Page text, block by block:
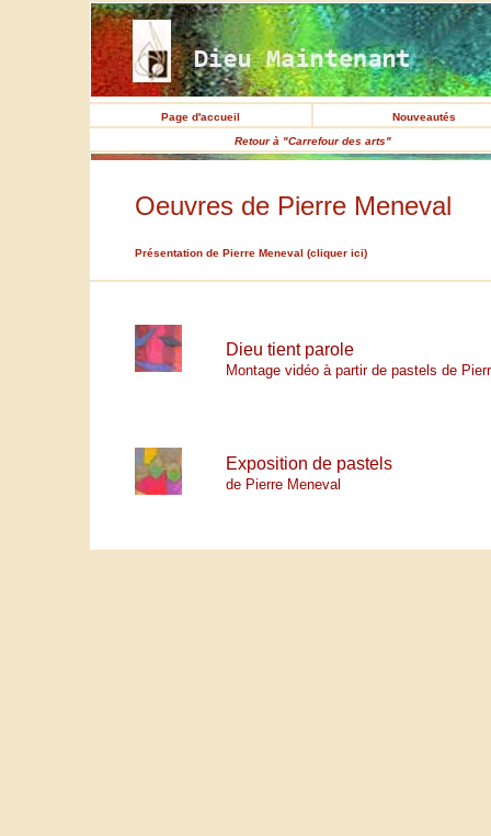
Page d'accueil
Nouveautés
Retour à "Carrefour des arts"
Oeuvres de Pierre Meneval
Présentation de Pierre Meneval (cliquer ici)
Dieu tient parole
Montage vidéo à partir de pastels de
Exposition de pastels
de Pierre Meneval